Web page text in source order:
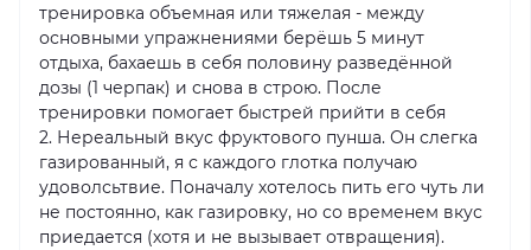
тренировка объемная или тяжелая - между
основными упражнениями берёшь 5 минут
отдыха, бахаешь в себя половину разведённой
дозы (1 черпак) и снова в строю. После
тренировки помогает быстрей прийти в себя
2. Нереальный вкус фруктового пунша. Он слегка
газированный, я с каждого глотка получаю
удоволсьтвие. Поначалу хотелось пить его чуть ли
не постоянно, как газировку, но со временем вкус
приедается (хотя и не вызывает отвращения).